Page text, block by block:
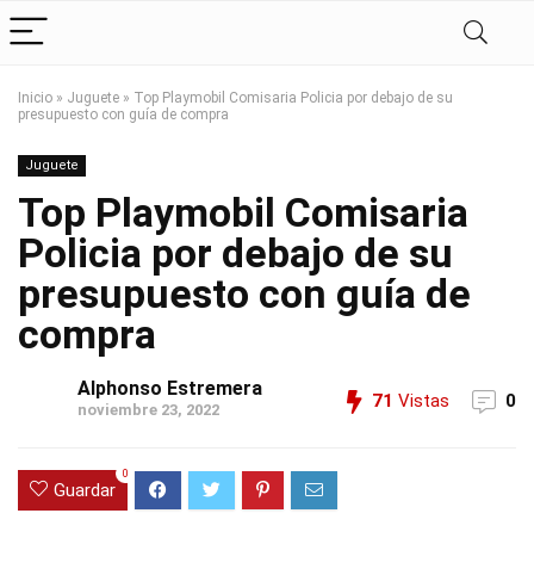
Inicio » Juguete » Top Playmobil Comisaria Policia por debajo de su
presupuesto con guía de compra
Juguete
Top Playmobil Comisaria
Policia por debajo de su
presupuesto con guía de
compra
Alphonso Estremera
noviembre 23, 2022 71 Vistas 0
Guardar
0